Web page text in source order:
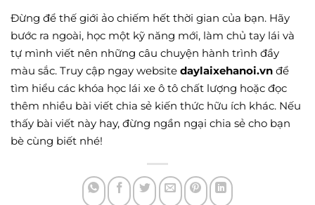
Đừng để thế giới ảo chiếm hết thời gian của bạn. Hãy
bước ra ngoài, học một kỹ năng mới, làm chủ tay lái và
tự mình viết nên những câu chuyện hành trình đầy
màu sắc. Truy cập ngay website daylaixehanoi.vn để
tìm hiểu các khóa học lái xe ô tô chất lượng hoặc đọc
thêm nhiều bài viết chia sẻ kiến thức hữu ích khác. Nếu
thấy bài viết này hay, đừng ngần ngại chia sẻ cho bạn
bè cùng biết nhé!